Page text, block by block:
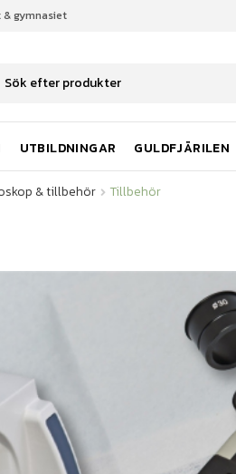
gymnasiet
UTBILDNINGAR GULDFJÄRILEN
& tillbehör
& tillbehör Tillbehör